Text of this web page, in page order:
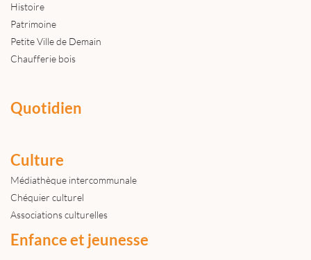
Histoire
Patrimoine
Petite Ville de Demain
Chaufferie bois
Quotidien
Culture
Médiathèque intercommunale
Chéquier culturel
Associations culturelles
Enfance et jeunesse